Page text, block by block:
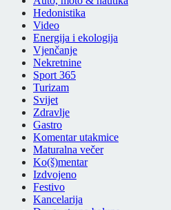
Hedonistika
Video
Energija i ekologija
Vjenčanje
Nekretnine
Sport 365
Turizam
Svijet
Zdravlje
Gastro
Komentar utakmice
Maturalna večer
Ko(š)mentar
Izdvojeno
Festivo
Kancelarija